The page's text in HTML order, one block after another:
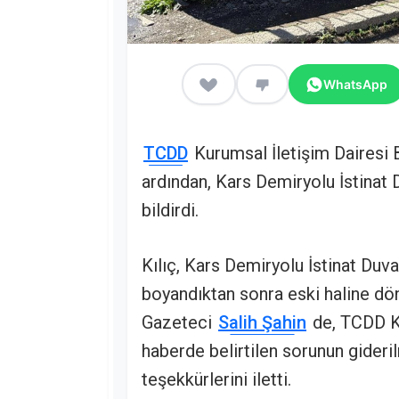
WhatsApp
TCDD Kurumsal İletişim Dairesi
ardından, Kars Demiryolu İstinat
bildirdi.
Kılıç, Kars Demiryolu İstinat
boyandıktan sonra eski haline
Gazeteci Salih Şahin de, TCDD
haberde belirtilen sorunun
teşekkürlerini iletti.